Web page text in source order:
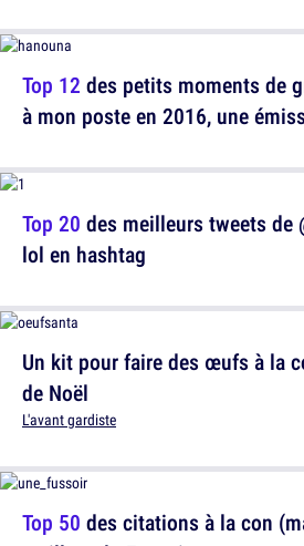
Top 20 des meilleurs tweets de
lol en hashtag
Top 50 des citations à la con
Top 12 des petits moments de
à mon poste en 2016, une
Un kit pour faire des œufs à la
de Noël
L'avant gardiste